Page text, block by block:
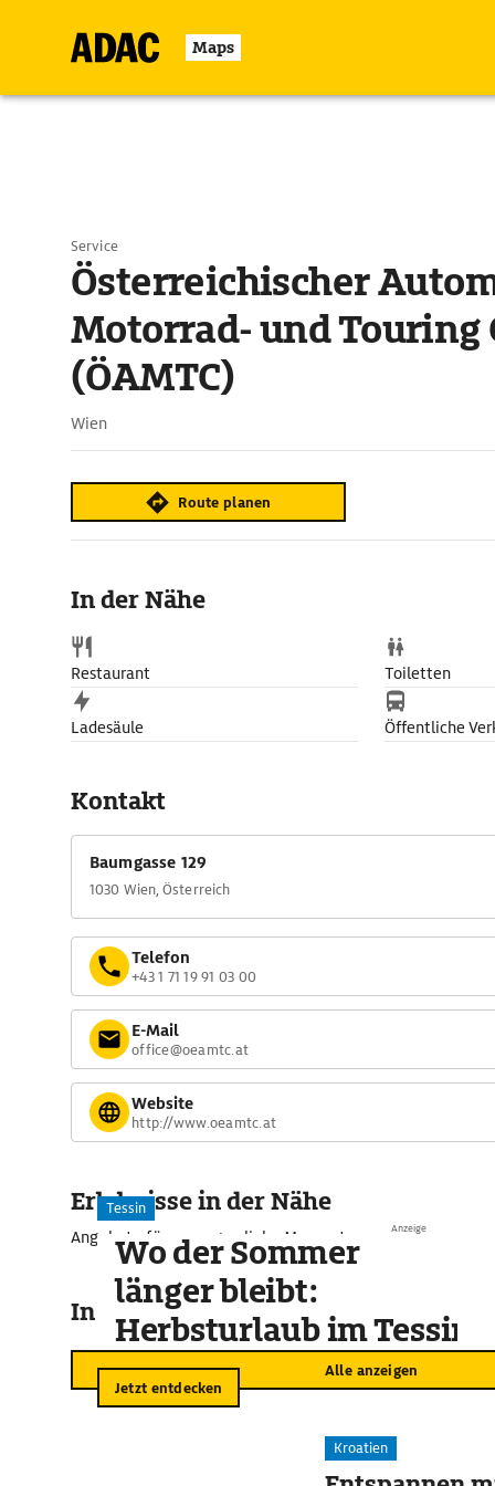
Maps
Service
Österreichischer
Motorrad- und Touring
(ÖAMTC)
Wien
Route planen
In der Nähe
Restaurant Toiletten
Ladesäule Öffentliche
Kontakt
Baumgasse 129
1030 Wien, Österreich
Telefon
+43 1 71 19 91 03 00
E-Mail
office@oeamtc.at
Website
http://www.oeamtc.at
Erlebnisse in der Nähe
Angebote für unvergessliche Momente
In der Umgebung
Alle anzeigen
Anzeige
Tessin
Wo der Sommer
länger bleibt:
Herbsturlaub im Tessin
Jetzt entdecken
Kroatien